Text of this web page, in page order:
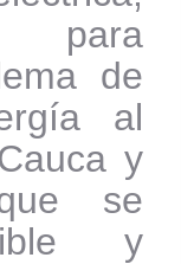
para
de
al
y
se
y